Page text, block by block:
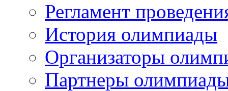
Регламент
История олимпиады
Организаторы
Партнеры